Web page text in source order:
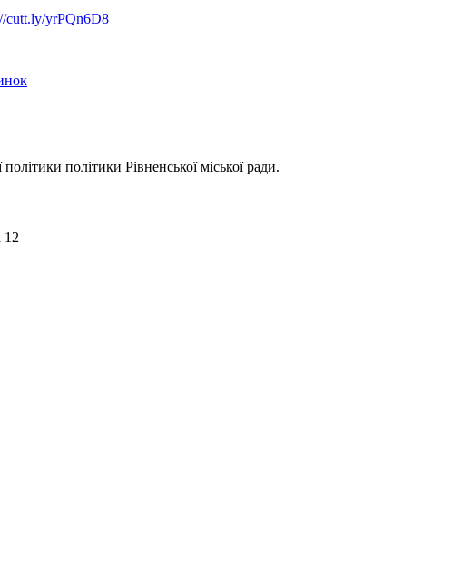
cutt.ly/yrPQn6D8
політики Рівненської міської ради.
12